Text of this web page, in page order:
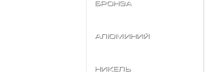
Бронза
Алюминий
Никель